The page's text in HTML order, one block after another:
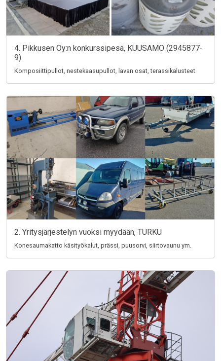
4. Pikkusen Oy:n konkurssipesä, KUUSAMO (2945877-
9)
Komposiittipullot, nestekaasupullot, lavan osat, terassikalusteet
2. Yritysjärjestelyn vuoksi myydään, TURKU
Konesaumakatto käsityökalut, prässi, puusorvi, siirtovaunu ym.